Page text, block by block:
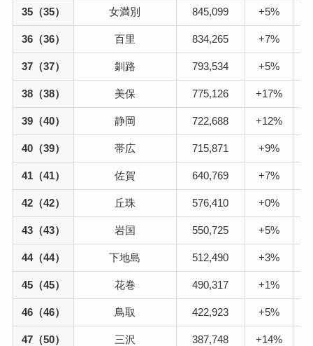
35（35） 女満別 845,099 +5%
36（36） 百里 834,265 +7%
37（37） 釧路 793,534 +5%
38（38） 美保 775,126 +17%
39（40） 静岡 722,688 +12%
40（39） 帯広 715,871 +9%
41（41） 佐賀 640,769 +7%
42（42） 丘珠 576,410 +0%
43（43） 岩国 550,725 +5%
44（44） 下地島 512,490 +3%
45（45） 花巻 490,317 +1%
46（46） 鳥取 422,923 +5%
47（50） 三沢 387,748 +14%